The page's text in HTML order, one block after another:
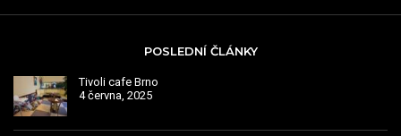
POSLEDNÍ ČLÁNKY
Tivoli cafe Brno
4 června, 2025